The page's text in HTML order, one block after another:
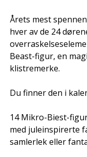
Årets mest
hver av de 24
Beast-figur, en
klistremerke.
Du finner den i
14 Mikro-Biest-
med juleinspirerte
samlerlek eller